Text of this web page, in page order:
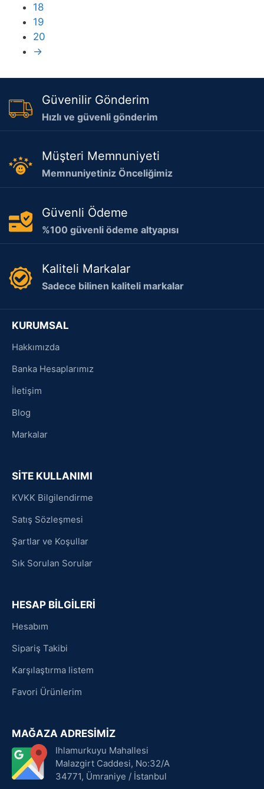
18
19
20
→
Güvenilir Gönderim
Hızlı ve güvenli gönderim
Müşteri Memnuniyeti
Memnuniyetiniz Önceliğimiz
Güvenli Ödeme
%100 güvenli ödeme altyapısı
Kaliteli Markalar
Sadece bilinen kaliteli markalar
KURUMSAL
Hakkımızda
Banka Hesaplarımız
İletişim
Blog
Markalar
SİTE KULLANIMI
KVKK Bilgilendirme
Satış Sözleşmesi
Şartlar ve Koşullar
Sık Sorulan Sorular
HESAP BİLGİLERİ
Hesabım
Sipariş Takibi
Karşılaştırma listem
Favori Ürünlerim
MAĞAZA ADRESİMİZ
Ihlamurkuyu Mahallesi
Malazgirt Caddesi, No:32/A
34771, Ümraniye / İstanbul